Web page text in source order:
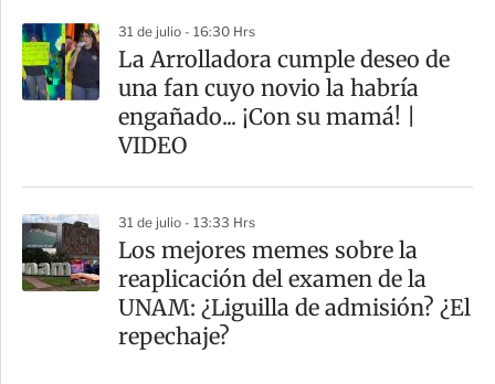
31 de julio - 16:30 Hrs
La Arrolladora cumple deseo de
una fan cuyo novio la habría
engañado... ¡Con su mamá! |
VIDEO
31 de julio - 13:33 Hrs
Los mejores memes sobre la
reaplicación del examen de la
UNAM: ¿Liguilla de admisión? ¿El
repechaje?